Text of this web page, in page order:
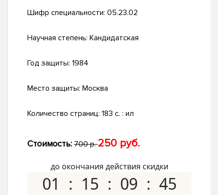
Шифр специальности: 05.23.02
Научная степень: Кандидатская
Год защиты: 1984
Место защиты: Москва
Количество страниц: 183 c. : ил
Стоимость: 700 р.250 руб.
до окончания действия скидки
01 15 09 44